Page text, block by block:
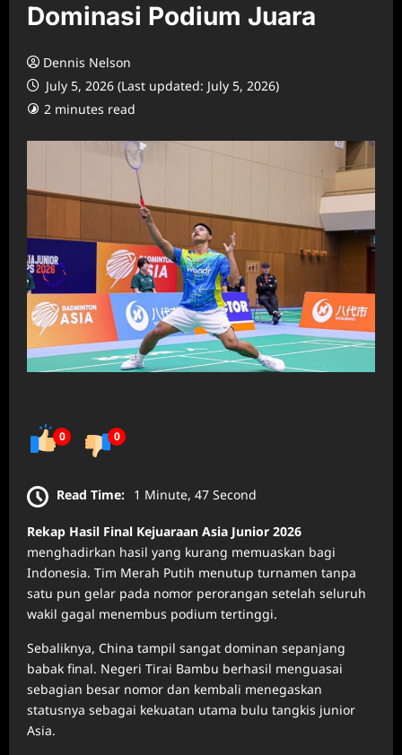
Dominasi Podium Juara
Dennis Nelson
July 5, 2026 (Last updated: July 5, 2026)
2 minutes read
0 0
Read Time: 1 Minute, 47 Second
Rekap Hasil Final Kejuaraan Asia Junior 2026
menghadirkan hasil yang kurang memuaskan bagi
Indonesia. Tim Merah Putih menutup turnamen tanpa
satu pun gelar pada nomor perorangan setelah seluruh
wakil gagal menembus podium tertinggi.
Sebaliknya, China tampil sangat dominan sepanjang
babak final. Negeri Tirai Bambu berhasil menguasai
sebagian besar nomor dan kembali menegaskan
statusnya sebagai kekuatan utama bulu tangkis junior
Asia.